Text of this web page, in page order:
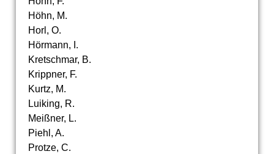
Höhn, M.
Horl, O.
Hörmann, I.
Kretschmar, B.
Krippner, F.
Kurtz, M.
Luiking, R.
Meißner, L.
Piehl, A.
Protze, C.